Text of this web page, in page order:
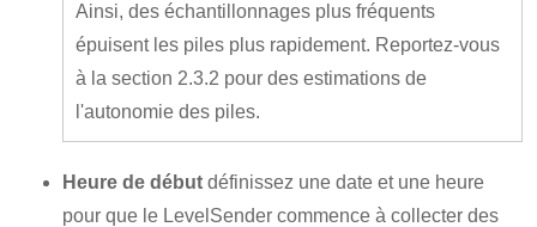
Ainsi, des échantillonnages plus fréquents
épuisent les piles plus rapidement. Reportez-vous
à la section 2.3.2 pour des estimations de
l'autonomie des piles.
Heure de début définissez une date et une heure
pour que le LevelSender commence à collecter des